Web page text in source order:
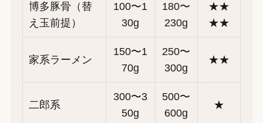
博多豚骨（替
え玉前提）
100〜1
30g
180〜
230g
★★
★★
家系ラーメン
150〜1
70g
250〜
300g
★★
二郎系
300〜3
50g
500〜
600g
★